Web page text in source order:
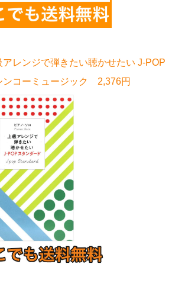
アレンジで弾きたい聴かせたい J-POP
ンコーミュージック 2,376円